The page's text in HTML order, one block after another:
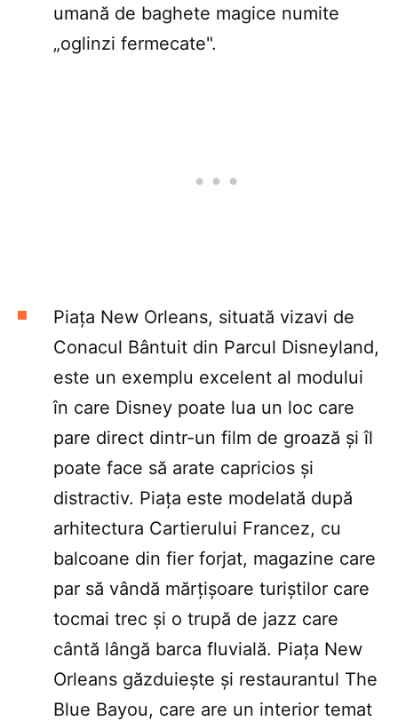
umană de baghete magice numite
„oglinzi fermecate".
Piața New Orleans, situată vizavi de
Conacul Bântuit din Parcul Disneyland,
este un exemplu excelent al modului
în care Disney poate lua un loc care
pare direct dintr-un film de groază și îl
poate face să arate capricios și
distractiv. Piața este modelată după
arhitectura Cartierului Francez, cu
balcoane din fier forjat, magazine care
par să vândă mărțișoare turiștilor care
tocmai trec și o trupă de jazz care
cântă lângă barca fluvială. Piața New
Orleans găzduiește și restaurantul The
Blue Bayou, care are un interior temat